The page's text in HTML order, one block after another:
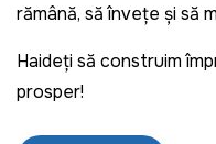
rămână, să învețe și să
Haideți să construim
prosper!